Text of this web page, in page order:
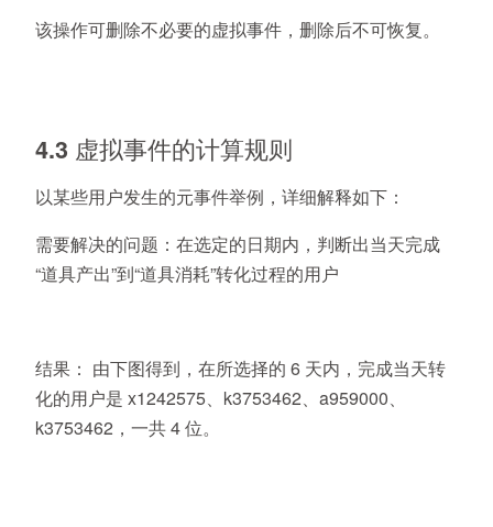
该操作可删除不必要的虚拟事件，删除后不可恢复。
4.3 虚拟事件的计算规则
以某些用户发生的元事件举例，详细解释如下：
需要解决的问题：在选定的日期内，判断出当天完成
“道具产出”到“道具消耗”转化过程的用户
结果： 由下图得到，在所选择的 6 天内，完成当天转
化的用户是 x1242575、k3753462、a959000、
k3753462，一共 4 位。